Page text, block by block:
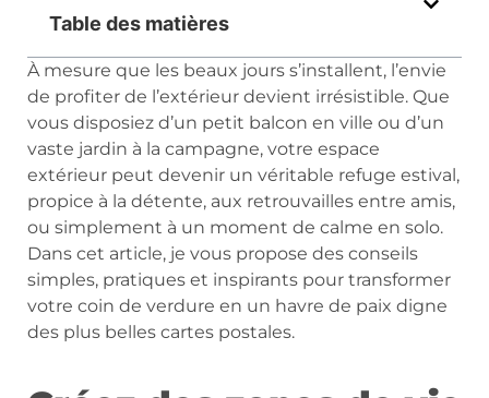
Table des matières
À mesure que les beaux jours s’installent, l’envie
de profiter de l’extérieur devient irrésistible. Que
vous disposiez d’un petit balcon en ville ou d’un
vaste jardin à la campagne, votre espace
extérieur peut devenir un véritable refuge estival,
propice à la détente, aux retrouvailles entre amis,
ou simplement à un moment de calme en solo.
Dans cet article, je vous propose des conseils
simples, pratiques et inspirants pour transformer
votre coin de verdure en un havre de paix digne
des plus belles cartes postales.